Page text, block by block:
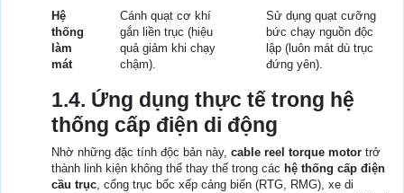
Hệ
thống
làm
mát
Cánh quạt cơ khí
gắn liền trục (hiệu
quả giảm khi chạy
chậm).
Sử dụng quạt cưỡng
bức chạy nguồn độc
lập (luôn mát dù trục
đứng yên).
1.4. Ứng dụng thực tế trong hệ
thống cấp điện di động
Nhờ những đặc tính độc bản này, cable reel torque motor trở
thành linh kiện không thể thay thế trong các hệ thống cấp điện
cầu trục, cổng trục bốc xếp cảng biển (RTG, RMG), xe di